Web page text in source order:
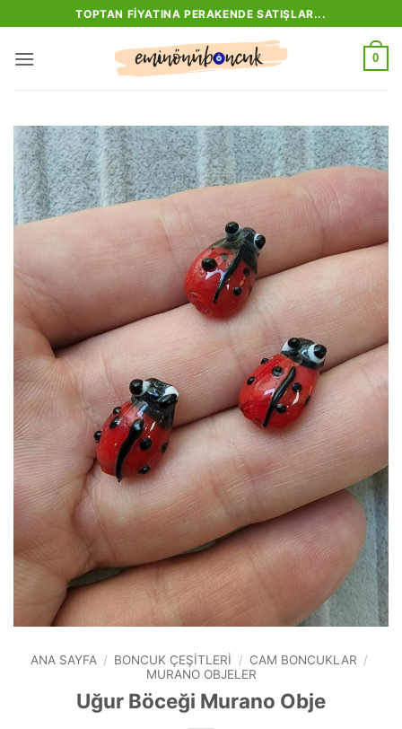
atla
TOPTAN FIYATINA PERAKENDE SATIŞLAR...
0
ANA SAYFA / BONCUK ÇEŞITLERI / CAM BONCUKLAR /
MURANO OBJELER
Uğur Böceği Murano Obje